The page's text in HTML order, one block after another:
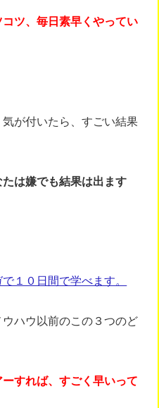
ツ、毎日素早くやってい
が付いたら、すごい結果
は嫌でも結果は出ます
１０日間で学べます。
ハウ以前のこの３つのど
すれば、すごく早いって